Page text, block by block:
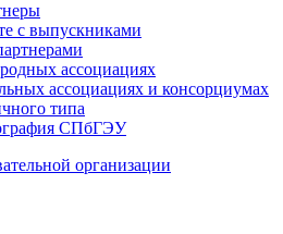
с выпускниками
ассоциациях
ассоциациях и консорциумах
типа
СПбГЭУ
организации